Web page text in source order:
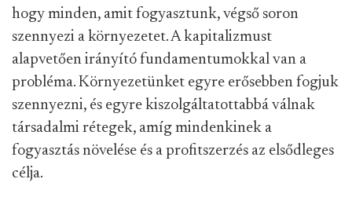
hogy minden, amit fogyasztunk, végső soron
szennyezi a környezetet. A kapitalizmust
alapvetően irányító fundamentumokkal van a
probléma. Környezetünket egyre erősebben fogjuk
szennyezni, és egyre kiszolgáltatottabbá válnak
társadalmi rétegek, amíg mindenkinek a
fogyasztás növelése és a profitszerzés az elsődleges
célja.